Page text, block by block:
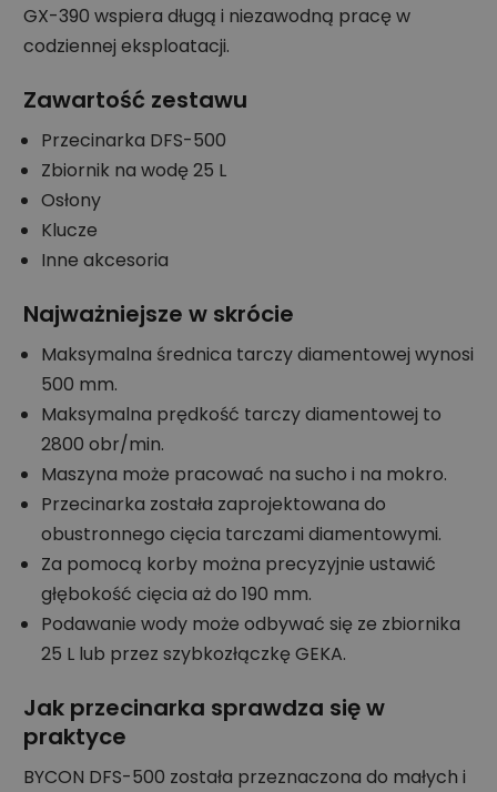
GX-390 wspiera długą i niezawodną pracę w
codziennej eksploatacji.
Zawartość zestawu
Przecinarka DFS-500
Zbiornik na wodę 25 L
Osłony
Klucze
Inne akcesoria
Najważniejsze w skrócie
Maksymalna średnica tarczy diamentowej wynosi
500 mm.
Maksymalna prędkość tarczy diamentowej to
2800 obr/min.
Maszyna może pracować na sucho i na mokro.
Przecinarka została zaprojektowana do
obustronnego cięcia tarczami diamentowymi.
Za pomocą korby można precyzyjnie ustawić
głębokość cięcia aż do 190 mm.
Podawanie wody może odbywać się ze zbiornika
25 L lub przez szybkozłączkę GEKA.
Jak przecinarka sprawdza się w
praktyce
BYCON DFS-500 została przeznaczona do małych i